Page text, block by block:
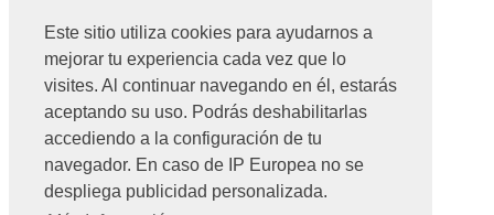
Este sitio utiliza cookies para ayudarnos a
mejorar tu experiencia cada vez que lo
visites. Al continuar navegando en él, estarás
aceptando su uso. Podrás deshabilitarlas
accediendo a la configuración de tu
navegador. En caso de IP Europea no se
despliega publicidad personalizada.